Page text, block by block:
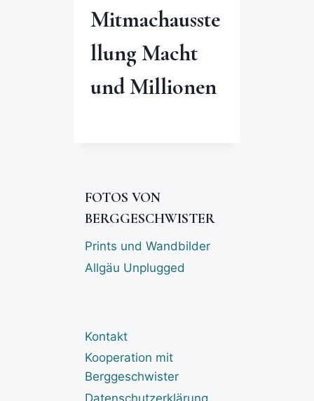
Mitmachausste
llung Macht
und Millionen
FOTOS VON
BERGGESCHWISTER
Prints und Wandbilder
Allgäu Unplugged
Kontakt
Kooperation mit
Berggeschwister